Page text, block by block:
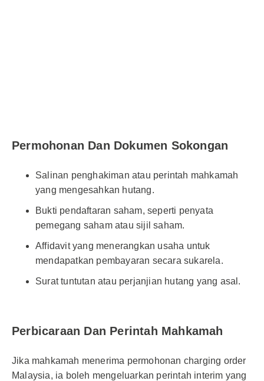
Permohonan Dan Dokumen Sokongan
Salinan penghakiman atau perintah mahkamah
yang mengesahkan hutang.
Bukti pendaftaran saham, seperti penyata
pemegang saham atau sijil saham.
Affidavit yang menerangkan usaha untuk
mendapatkan pembayaran secara sukarela.
Surat tuntutan atau perjanjian hutang yang asal.
Perbicaraan Dan Perintah Mahkamah
Jika mahkamah menerima permohonan charging order
Malaysia, ia boleh mengeluarkan perintah interim yang